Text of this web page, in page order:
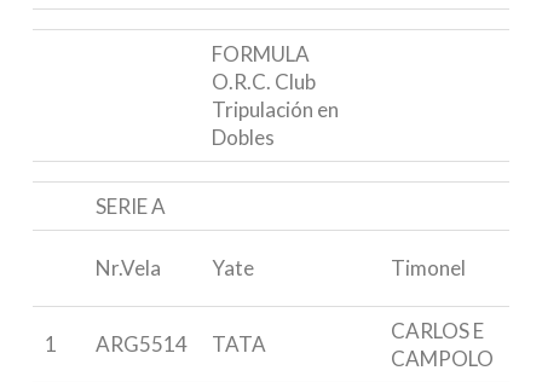
FORMULA
O.R.C. Club
Tripulación en
Dobles
SERIE A
Nr.Vela Yate Timonel
1 ARG5514 TATA
CARLOS E
CAMPOLO